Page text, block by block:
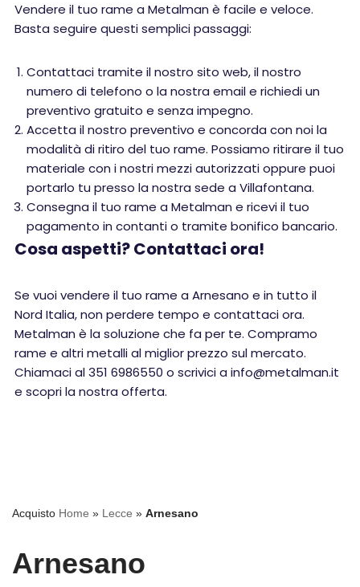
Vendere il tuo rame a Metalman è facile e veloce.
Basta seguire questi semplici passaggi:
Contattaci tramite il nostro sito web, il nostro
numero di telefono o la nostra email e richiedi un
preventivo gratuito e senza impegno.
Accetta il nostro preventivo e concorda con noi la
modalità di ritiro del tuo rame. Possiamo ritirare il tuo
materiale con i nostri mezzi autorizzati oppure puoi
portarlo tu presso la nostra sede a Villafontana.
Consegna il tuo rame a Metalman e ricevi il tuo
pagamento in contanti o tramite bonifico bancario.
Cosa aspetti? Contattaci ora!
Se vuoi vendere il tuo rame a Arnesano e in tutto il
Nord Italia, non perdere tempo e contattaci ora.
Metalman è la soluzione che fa per te. Compramo
rame e altri metalli al miglior prezzo sul mercato.
Chiamaci al 351 6986550 o scrivici a info@metalman.it
e scopri la nostra offerta.
Acquisto Home » Lecce » Arnesano
Arnesano